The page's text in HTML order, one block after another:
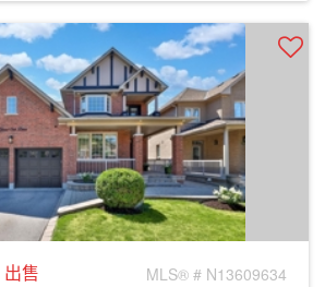
出售 MLS® # N13609634